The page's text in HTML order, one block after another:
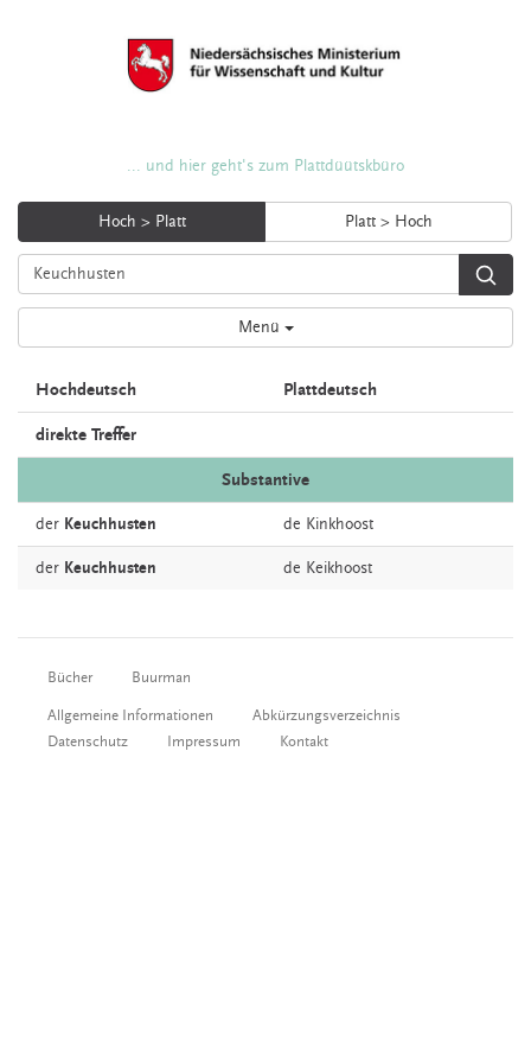
... und hier geht's zum Plattdüütskbüro
Hoch > Platt Platt > Hoch
Menü
Hochdeutsch Plattdeutsch
direkte Treffer
Substantive
der Keuchhusten de Kinkhoost
der Keuchhusten de Keikhoost
Bücher Buurman
Allgemeine Informationen
Abkürzungsverzeichnis
Datenschutz
Impressum Kontakt